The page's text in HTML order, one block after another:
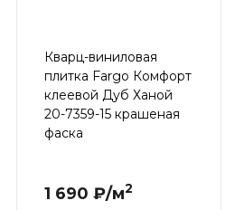
Кварц-виниловая
плитка Fargo Комфорт
клеевой Дуб Ханой
20-7359-15 крашеная
фаска
1 690 ₽/м2